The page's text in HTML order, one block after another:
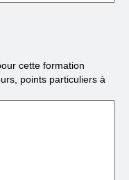
cette formation
points particuliers à